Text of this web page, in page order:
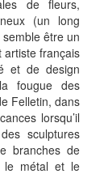
de fleurs,
(un long
semble être un
artiste français
et de design
fougue des
Felletin, dans
lorsqu’il
sculptures
branches de
le métal et le